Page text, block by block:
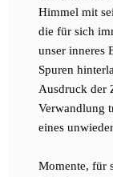
Himmel mit
die für sich
unser inneres
Spuren
Ausdruck der
Verwandlung
eines
Momente, für